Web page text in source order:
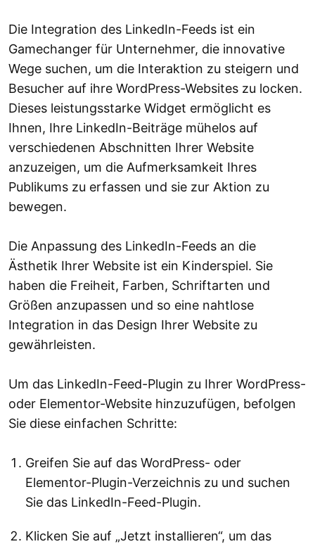
Die Integration des LinkedIn-Feeds ist ein
Gamechanger für Unternehmer, die innovative
Wege suchen, um die Interaktion zu steigern und
Besucher auf ihre WordPress-Websites zu locken.
Dieses leistungsstarke Widget ermöglicht es
Ihnen, Ihre LinkedIn-Beiträge mühelos auf
verschiedenen Abschnitten Ihrer Website
anzuzeigen, um die Aufmerksamkeit Ihres
Publikums zu erfassen und sie zur Aktion zu
bewegen.
Die Anpassung des LinkedIn-Feeds an die
Ästhetik Ihrer Website ist ein Kinderspiel. Sie
haben die Freiheit, Farben, Schriftarten und
Größen anzupassen und so eine nahtlose
Integration in das Design Ihrer Website zu
gewährleisten.
Um das LinkedIn-Feed-Plugin zu Ihrer WordPress-
oder Elementor-Website hinzuzufügen, befolgen
Sie diese einfachen Schritte:
Greifen Sie auf das WordPress- oder
Elementor-Plugin-Verzeichnis zu und suchen
Sie das LinkedIn-Feed-Plugin.
Klicken Sie auf „Jetzt installieren“, um das